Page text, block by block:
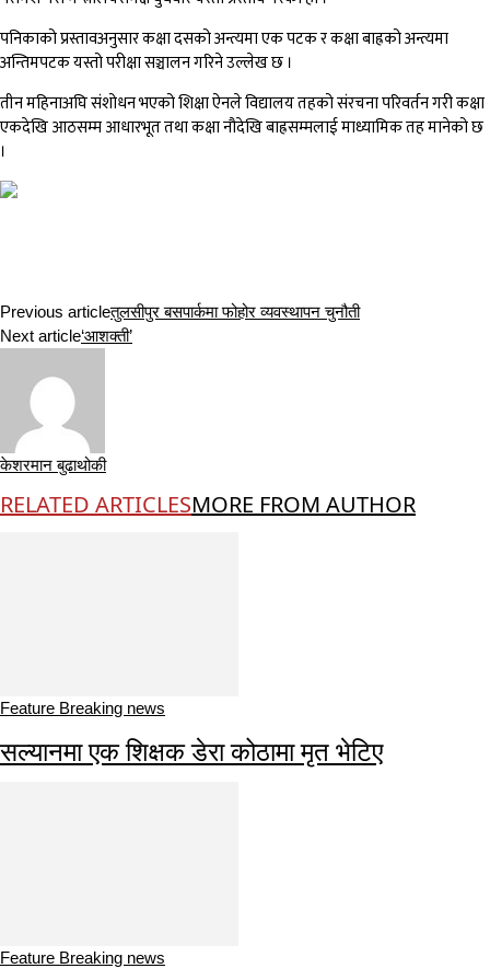
पनिकाको प्रस्तावअनुसार कक्षा दसको अन्त्यमा एक पटक र कक्षा बाह्रको अन्त्यमा
अन्तिमपटक यस्तो परीक्षा सञ्चालन गरिने उल्लेख छ ।
तीन महिनाअघि संशोधन भएको शिक्षा ऐनले विद्यालय तहको संरचना परिवर्तन गरी कक्षा
एकदेखि आठसम्म आधारभूत तथा कक्षा नौदेखि बाह्रसम्मलाई माध्यामिक तह मानेको छ
।
Previous articleतुलसीपुर बसपार्कमा फोहोर व्यवस्थापन चुनौती
Next article‘आशक्ती’
केशरमान बुढाथोकी
RELATED ARTICLESMORE FROM AUTHOR
Feature Breaking news
सल्यानमा एक शिक्षक डेरा कोठामा मृत भेटिए
Feature Breaking news